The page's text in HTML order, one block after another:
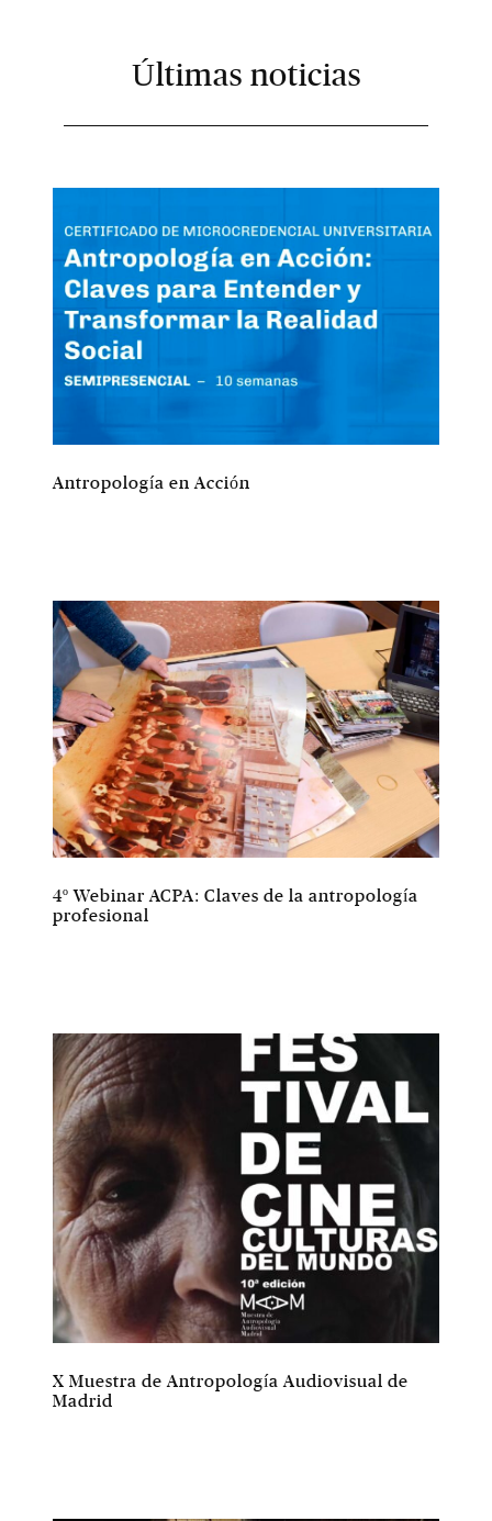
Últimas noticias
Antropología en Acción
4º Webinar ACPA: Claves de la antropología
profesional
X Muestra de Antropología Audiovisual de
Madrid